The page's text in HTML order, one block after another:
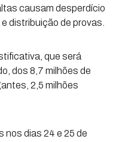
causam desperdício
distribuição de provas.
que será
dos 8,7 milhões de
2,5 milhões
nos dias 24 e 25 de